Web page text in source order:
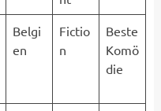
Belgi
en
Fictio
n
Beste
Komö
die